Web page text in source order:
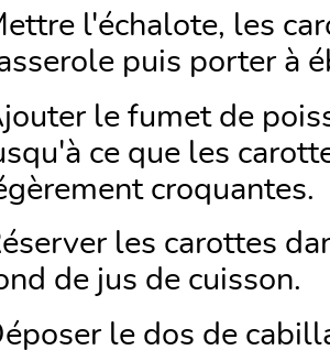
l'échalote, les
puis porter à
le fumet de
ce que les
croquantes.
les carottes
de jus de cuisson.
le dos de